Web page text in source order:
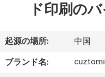
ク
ト
ド印刷の
起源の場所: 中国
ブランド名: